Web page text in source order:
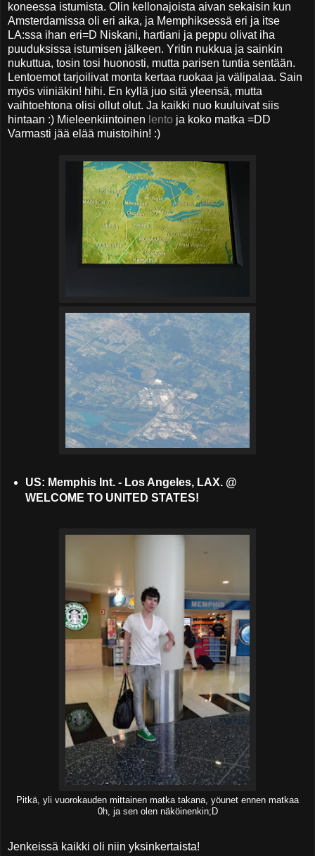
koneessa istumista. Olin kellonajoista aivan sekaisin kun
Amsterdamissa oli eri aika, ja Memphiksessä eri ja itse
LA:ssa ihan eri=D Niskani, hartiani ja peppu olivat iha
puuduksissa istumisen jälkeen. Yritin nukkua ja sainkin
nukuttua, tosin tosi huonosti, mutta parisen tuntia sentään.
Lentoemot tarjoilivat monta kertaa ruokaa ja välipalaa. Sain
myös viiniäkin! hihi. En kyllä juo sitä yleensä, mutta
vaihtoehtona olisi ollut olut. Ja kaikki nuo kuuluivat siis
hintaan :) Mieleenkiintoinen lento ja koko matka =DD
Varmasti jää elää muistoihin! :)
US: Memphis Int. - Los Angeles, LAX. @
WELCOME TO UNITED STATES!
Pitkä, yli vuorokauden mittainen matka takana, yöunet ennen matkaa
0h, ja sen olen näköinenkin;D
Jenkeissä kaikki oli niin yksinkertaista!